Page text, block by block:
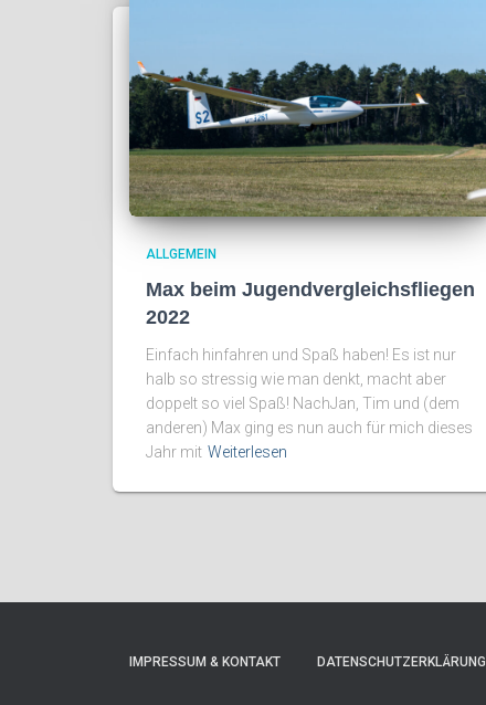
ALLGEMEIN
Max beim Jugendvergleichsfliegen
2022
Einfach hinfahren und Spaß haben! Es ist nur
halb so stressig wie man denkt, macht aber
doppelt so viel Spaß! NachJan, Tim und (dem
anderen) Max ging es nun auch für mich dieses
Jahr mit Weiterlesen
IMPRESSUM & KONTAKT DATENSCHUTZERKLÄRUNG